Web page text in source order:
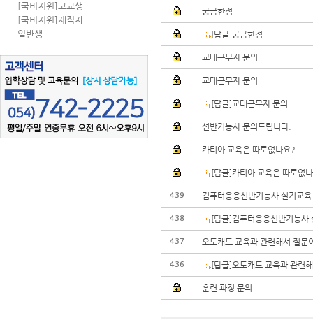
[국비지원]고교생
[국비지원]재직자
일반생
궁금한점
[답글]궁금한점
교대근무자 문의
교대근무자 문의
[답글]교대근무자 문의
선반기능사 문의드립니다.
카티아 교육은 따로없나요?
[답글]카티아 교육은 따로없
439 컴퓨터응용선반기능사 실기교
438 [답글]컴퓨터응용선반기능사
437 오토캐드 교육과 관련해서 질문
436 [답글]오토캐드 교육과 관련
훈련 과정 문의